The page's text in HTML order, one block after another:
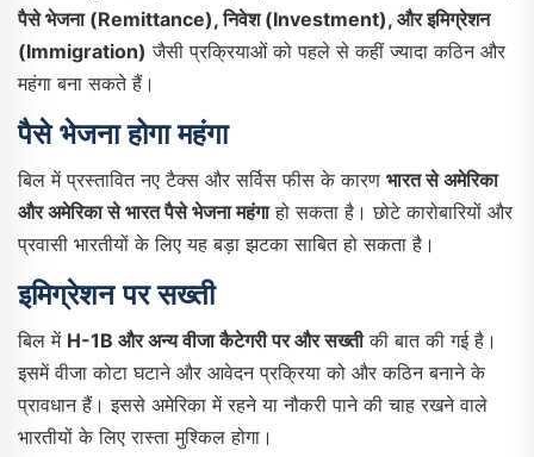
पैसे भेजना (Remittance), निवेश (Investment), और इमिग्रेशन
(Immigration) जैसी प्रक्रियाओं को पहले से कहीं ज्यादा कठिन और
महंगा बना सकते हैं।
पैसे भेजना होगा महंगा
बिल में प्रस्तावित नए टैक्स और सर्विस फीस के कारण भारत से अमेरिका
और अमेरिका से भारत पैसे भेजना महंगाहो सकता है। छोटे कारोबारियों और
प्रवासी भारतीयों के लिए यह बड़ा झटका साबित हो सकता है।
इमिग्रेशन पर सख्ती
बिल में H-1B और अन्य वीजा कैटेगरी पर और सख्तीकी बात की गई है।
इसमें वीजा कोटा घटाने और आवेदन प्रक्रिया को और कठिन बनाने के
प्रावधान हैं। इससे अमेरिका में रहने या नौकरी पाने की चाह रखने वाले
भारतीयों के लिए रास्ता मुश्किल होगा।